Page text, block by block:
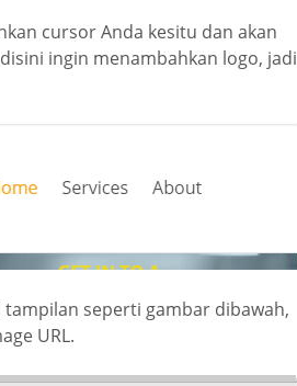
cursor Anda kesitu dan akan
ingin menambahkan logo, jadi
seperti gambar dibawah,
URL.